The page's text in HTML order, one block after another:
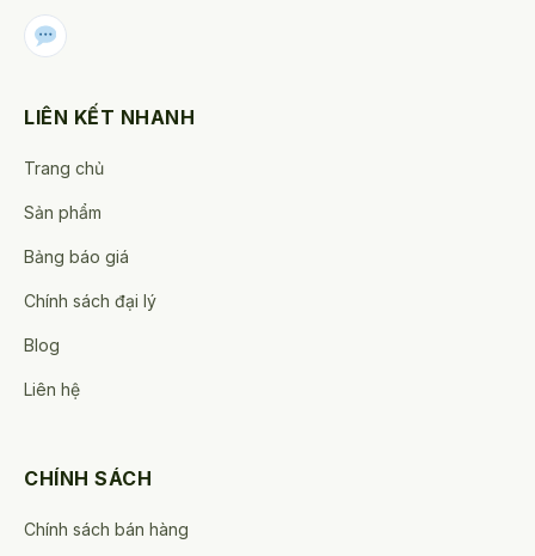
LIÊN KẾT NHANH
Trang chủ
Sản phẩm
Bảng báo giá
Chính sách đại lý
Blog
Liên hệ
CHÍNH SÁCH
Chính sách bán hàng